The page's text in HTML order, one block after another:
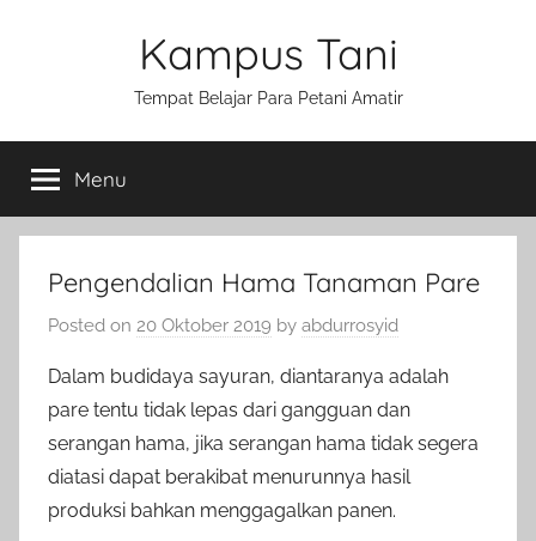
Kampus Tani
Tempat Belajar Para Petani Amatir
Menu
Pengendalian Hama Tanaman Pare
Posted on 20 Oktober 2019 by abdurrosyid
Dalam budidaya sayuran, diantaranya adalah
pare tentu tidak lepas dari gangguan dan
serangan hama, jika serangan hama tidak segera
diatasi dapat berakibat menurunnya hasil
produksi bahkan menggagalkan panen.